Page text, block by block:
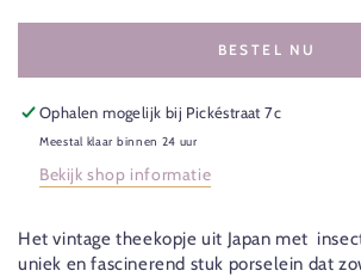
BESTEL NU
Ophalen mogelijk bij Pickéstraat 7c
Meestal klaar binnen 24 uur
Bekijk shop informatie
Het vintage theekopje uit Japan met
uniek en fascinerend stuk porselein dat